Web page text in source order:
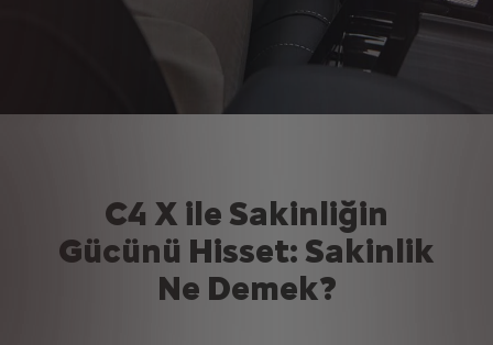
C4 X ile Sakinliğin
Gücünü Hisset: Sakinlik
Ne Demek?